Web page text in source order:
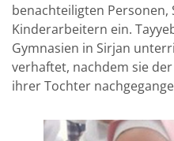
benachteiligten
Kinderarbeitern ein.
Gymnasien in Sirjan
verhaftet, nachdem sie
ihrer Tochter